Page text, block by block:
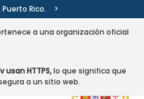
Rico. >
a una organización oficial
usan HTTPS,lo que significa que
a un sitio web.
DE
POR